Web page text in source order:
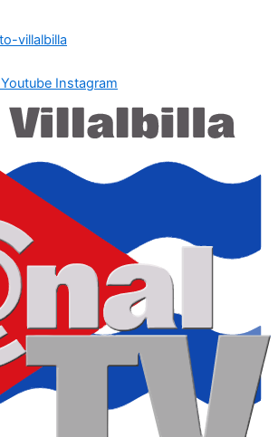
Youtube Instagram